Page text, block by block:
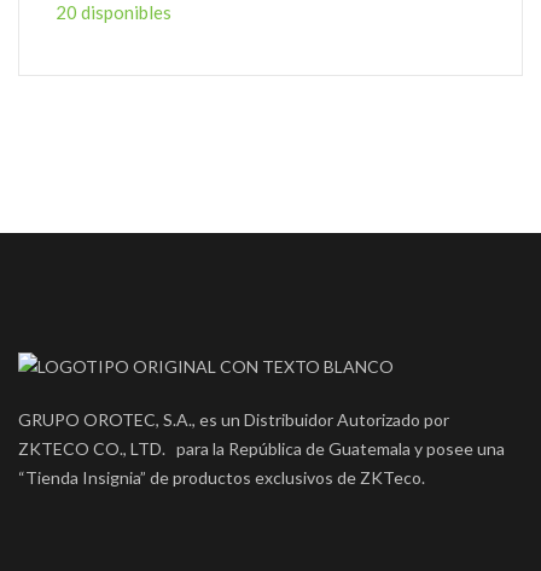
20 disponibles
GRUPO OROTEC, S.A., es un Distribuidor Autorizado por
ZKTECO CO., LTD. para la República de Guatemala y posee una
“Tienda Insignia” de productos exclusivos de ZKTeco.